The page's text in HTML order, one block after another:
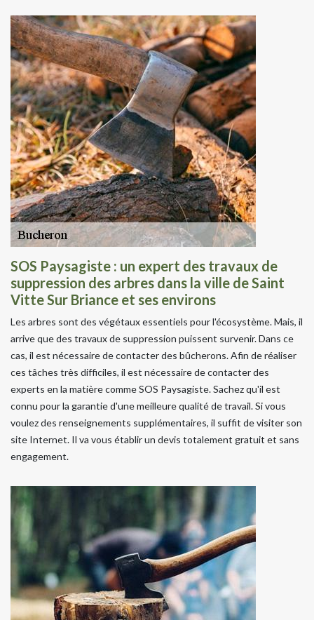
SOS Paysagiste : un expert des travaux de
suppression des arbres dans la ville de Saint
Vitte Sur Briance et ses environs
Les arbres sont des végétaux essentiels pour l'écosystème. Mais, il
arrive que des travaux de suppression puissent survenir. Dans ce
cas, il est nécessaire de contacter des bûcherons. Afin de réaliser
ces tâches très difficiles, il est nécessaire de contacter des
experts en la matière comme SOS Paysagiste. Sachez qu'il est
connu pour la garantie d'une meilleure qualité de travail. Si vous
voulez des renseignements supplémentaires, il suffit de visiter son
site Internet. Il va vous établir un devis totalement gratuit et sans
engagement.